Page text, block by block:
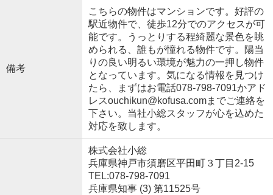
備考
こちらの物件はマンションです。好評の
駅近物件で、徒歩12分でのアクセスが可
能です。うっとりする程綺麗な景色を眺
められる、誰もが憧れる物件です。陽当
りの良い明るい環境が魅力の一押し物件
となっています。気になる情報を見つけ
たら、まずはお電話078-798-7091かアド
レスouchikun@kofusa.comまでご連絡を
下さい。当社小総スタッフが心を込めた
対応を致します。
株式会社小総
兵庫県神戸市須磨区平田町３丁目2-15
TEL:078-798-7091
兵庫県知事 (3) 第11525号